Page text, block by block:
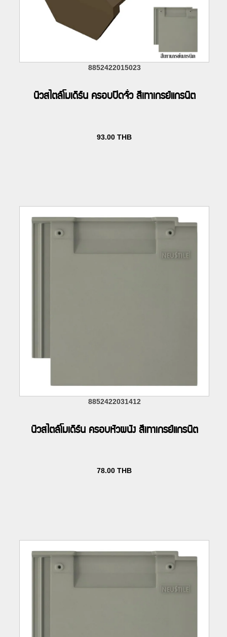
8852422015023
นิวสไตล์โมเดิร์น ครอบปิดจั่ว สีเทาเกรย์แกรนิต
93.00 THB
8852422031412
นิวสไตล์โมเดิร์น ครอบหัวผนัง สีเทาเกรย์แกรนิต
78.00 THB